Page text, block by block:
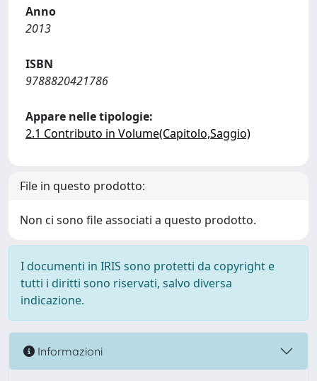
Anno
2013
ISBN
9788820421786
Appare nelle tipologie:
2.1 Contributo in Volume(Capitolo,Saggio)
File in questo prodotto:
Non ci sono file associati a questo prodotto.
I documenti in IRIS sono protetti da copyright e
tutti i diritti sono riservati, salvo diversa
indicazione.
Informazioni